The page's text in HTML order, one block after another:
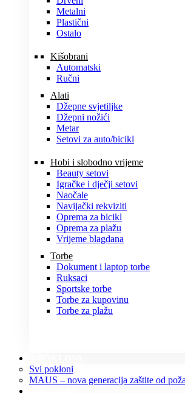
Metalni
Plastični
Ostalo
Kišobrani
Automatski
Ručni
Alati
Džepne svjetiljke
Džepni nožići
Metar
Setovi za auto/bicikl
Hobi i slobodno vrijeme
Beauty setovi
Igračke i dječji setovi
Naočale
Navijački rekviziti
Oprema za bicikl
Oprema za plažu
Vrijeme blagdana
Torbe
Dokument i laptop torbe
Ruksaci
Sportske torbe
Torbe za kupovinu
Torbe za plažu
Svi pokloni
MAUS – nova generacija zaštite od